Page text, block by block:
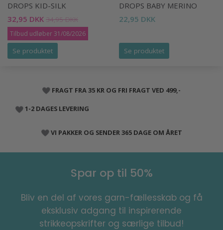
DROPS KID-SILK
32,95 DKK 34,95 DKK
Tilbud udløber 31/08/2026
Se produktet
DROPS BABY MERINO
22,95 DKK
Se produktet
FRAGT FRA 35 KR OG FRI FRAGT VED 499,-
1-2 DAGES LEVERING
VI PAKKER OG SENDER 365 DAGE OM ÅRET
Spar op til 50%
Bliv en del af vores garn-fællesskab og få
eksklusiv adgang til inspirerende
strikkeopskrifter og særlige tilbud!